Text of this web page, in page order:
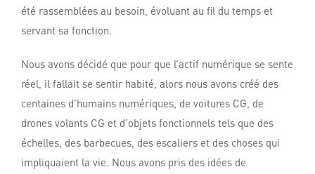
été rassemblées au besoin, évoluant au fil du temps et
servant sa fonction.
Nous avons décidé que pour que l’actif numérique se sente
réel, il fallait se sentir habité, alors nous avons créé des
centaines d’humains numériques, de voitures CG, de
drones volants CG et d’objets fonctionnels tels que des
échelles, des barbecues, des escaliers et des choses qui
impliquaient la vie. Nous avons pris des idées de